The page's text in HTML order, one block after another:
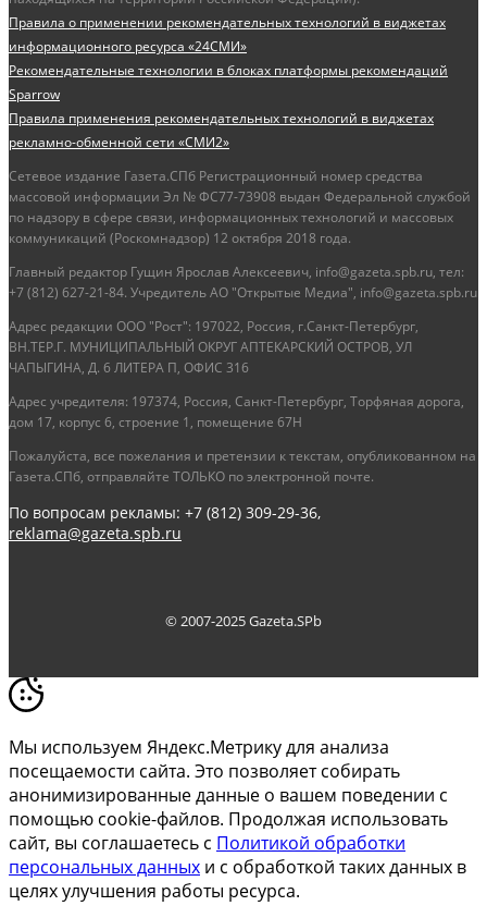
Правила о применении рекомендательных технологий в виджетах
информационного ресурса «24СМИ»
Рекомендательные технологии в блоках платформы рекомендаций
Sparrow
Правила применения рекомендательных технологий в виджетах
рекламно-обменной сети «СМИ2»
Сетевое издание Газета.СПб Регистрационный номер средства
массовой информации Эл № ФС77-73908 выдан Федеральной службой
по надзору в сфере связи, информационных технологий и массовых
коммуникаций (Роскомнадзор) 12 октября 2018 года.
Главный редактор Гущин Ярослав Алексеевич, info@gazeta.spb.ru, тел:
+7 (812) 627-21-84. Учредитель АО "Открытые Медиа", info@gazeta.spb.ru
Адрес редакции ООО "Рост": 197022, Россия, г.Санкт-Петербург,
ВН.ТЕР.Г. МУНИЦИПАЛЬНЫЙ ОКРУГ АПТЕКАРСКИЙ ОСТРОВ, УЛ
ЧАПЫГИНА, Д. 6 ЛИТЕРА П, ОФИС 316
Адрес учредителя: 197374, Россия, Санкт-Петербург, Торфяная дорога,
дом 17, корпус 6, строение 1, помещение 67Н
Пожалуйста, все пожелания и претензии к текстам, опубликованном на
Газета.СПб, отправляйте ТОЛЬКО по электронной почте.
По вопросам рекламы: +7 (812) 309-29-36,
reklama@gazeta.spb.ru
© 2007-2025 Gazeta.SPb
Мы используем Яндекс.Метрику для анализа
посещаемости сайта. Это позволяет собирать
анонимизированные данные о вашем поведении с
помощью cookie-файлов. Продолжая использовать
сайт, вы соглашаетесь с Политикой обработки
персональных данных и с обработкой таких данных в
целях улучшения работы ресурса.